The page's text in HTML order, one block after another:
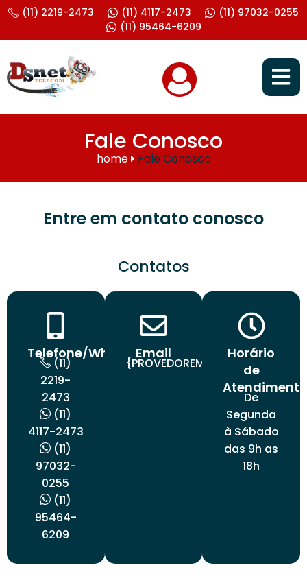
(11) 2219-2473 (11) 4117-2473
(11) 97032-0255
(11) 95464-6209
Fale Conosco
home Fale Conosco
Entre em contato conosco
Contatos
Telefone/Whatsapp
(11)
2219-
2473
(11)
4117-2473
(11)
97032-
0255
(11)
95464-
6209
Email
{PROVEDOREMAIL}
Horário
de
De
Segunda
à Sábado
das 9h as
18h